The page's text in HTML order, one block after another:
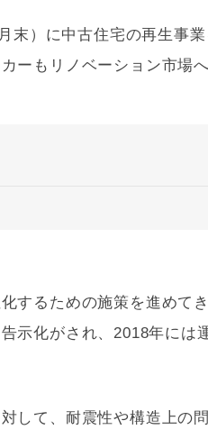
末）に中古住宅の再生事
ーも リノベーション市場
するための施策を進めて
示化がされ、2018年には
して、 耐震性や構造上の